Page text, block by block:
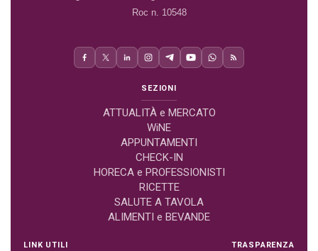
Roc n. 10548
SEZIONI
ATTUALITÀ e MERCATO
WiNE
APPUNTAMENTI
CHECK-IN
HORECA e PROFESSIONISTI
RICETTE
SALUTE A TAVOLA
ALIMENTI e BEVANDE
LINK UTILI TRASPARENZA